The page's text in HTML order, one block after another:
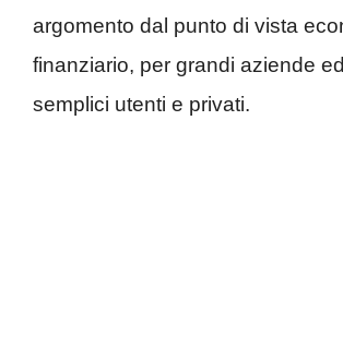
argomento dal punto di vista
finanziario, per grandi aziende
semplici utenti e privati.